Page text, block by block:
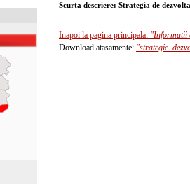
Scurta descriere: Strategia de
Inapoi la pagina principala: "Informatii
Download atasamente: